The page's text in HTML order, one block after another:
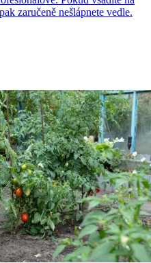
zaručeně nešlápnete vedle.